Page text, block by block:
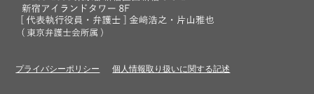
プライバシーポリシー 個人情報取り扱いに関する記述